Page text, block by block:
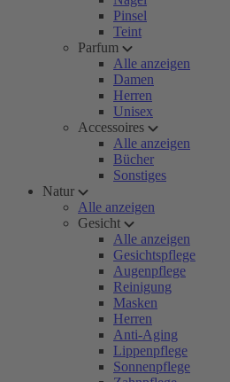
Pinsel
Teint
Parfum
Alle anzeigen
Damen
Herren
Unisex
Accessoires
Alle anzeigen
Bücher
Sonstiges
Natur
Alle anzeigen
Gesicht
Alle anzeigen
Gesichtspflege
Augenpflege
Reinigung
Masken
Herren
Anti-Aging
Lippenpflege
Sonnenpflege